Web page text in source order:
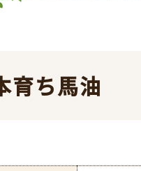
育ち馬油